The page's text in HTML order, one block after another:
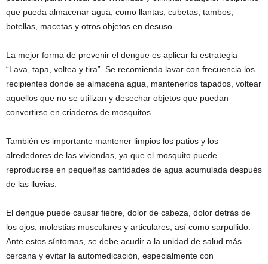
que pueda almacenar agua, como llantas, cubetas, tambos,
botellas, macetas y otros objetos en desuso.
La mejor forma de prevenir el dengue es aplicar la estrategia
“Lava, tapa, voltea y tira”. Se recomienda lavar con frecuencia los
recipientes donde se almacena agua, mantenerlos tapados, voltear
aquellos que no se utilizan y desechar objetos que puedan
convertirse en criaderos de mosquitos.
También es importante mantener limpios los patios y los
alrededores de las viviendas, ya que el mosquito puede
reproducirse en pequeñas cantidades de agua acumulada después
de las lluvias.
El dengue puede causar fiebre, dolor de cabeza, dolor detrás de
los ojos, molestias musculares y articulares, así como sarpullido.
Ante estos síntomas, se debe acudir a la unidad de salud más
cercana y evitar la automedicación, especialmente con